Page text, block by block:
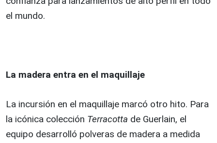
el mundo.
La madera entra en el maquillaje
La incursión en el maquillaje marcó otro hito. Para
la icónica colección Terracotta de Guerlain, el
equipo desarrolló polveras de madera a medida